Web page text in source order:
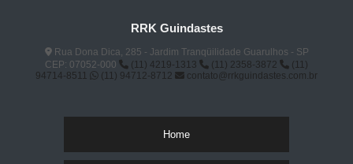
RRK Guindastes
Rua Dona Dica, 285 - Jardim Tranqüilidade Guarulhos - SP
CEP: 07052-000
(11) 4219-1313 (11) 2358-3872
(11)
94714-8511
(11) 94712-8712 contato@rrkguindastes.com.br
Home